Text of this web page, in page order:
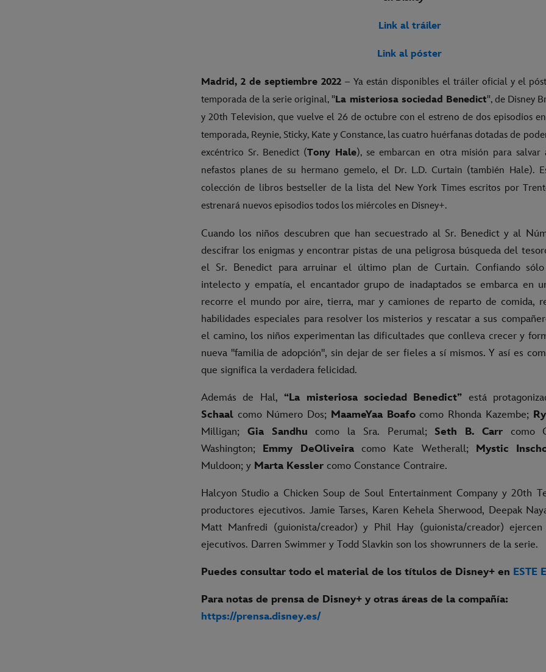
Link al tráiler
Link al póster
Madrid, 2 de septiembre 2022 – Ya están disponibles el tráiler oficial y el
temporada de la serie original, "La misteriosa sociedad Benedict", de Disney
y 20th Television, que vuelve el 26 de octubre con el estreno de dos episodios
temporada, Reynie, Sticky, Kate y Constance, las cuatro huérfanas dotadas de
excéntrico Sr. Benedict (Tony Hale), se embarcan en otra misión para
nefastos planes de su hermano gemelo, el Dr. L.D. Curtain (también Hale).
colección de libros bestseller de la lista del New York Times escritos por
estrenará nuevos episodios todos los miércoles en Disney+.
Cuando los niños descubren que han secuestrado al Sr. Benedict y al
descifrar los enigmas y encontrar pistas de una peligrosa búsqueda del
el Sr. Benedict para arruinar el último plan de Curtain. Confiando
intelecto y empatía, el encantador grupo de inadaptados se embarca en
recorre el mundo por aire, tierra, mar y camiones de reparto de comida,
habilidades especiales para resolver los misterios y rescatar a sus
el camino, los niños experimentan las dificultades que conlleva crecer y
nueva "familia de adopción", sin dejar de ser fieles a sí mismos. Y así es
que significa la verdadera felicidad.
Además de Hal,“La misteriosa sociedad Benedict” está
Schaal como Número Dos; MaameYaa Boafocomo Rhonda Kazembe;
Milligan; Gia Sandhucomo la Sra. Perumal;Seth B. Carrcomo
Washington; Emmy DeOliveiracomo Kate Wetherall;Mystic
Muldoon; y Marta Kessler como Constance Contraire.
Halcyon Studio a Chicken Soup de Soul Entertainment Company y 20th
productores ejecutivos. Jamie Tarses, Karen Kehela Sherwood, Deepak
Matt Manfredi (guionista/creador) y Phil Hay (guionista/creador)
ejecutivos. Darren Swimmer y Todd Slavkin son los showrunners de la serie.
Puedes consultar todo el material de los títulos de Disney+ en ESTE
Para notas de prensa de Disney+ y otras áreas de la compañía:
https://prensa.disney.es/